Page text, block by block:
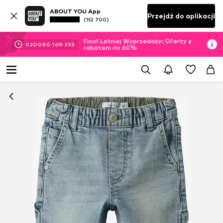
ABOUT YOU App
(152 700) Przejdź do aplikacji
02D 08 G 16M 34S
Finał Letniej Wyprzedaży: Oferty z
rabatem do 60%